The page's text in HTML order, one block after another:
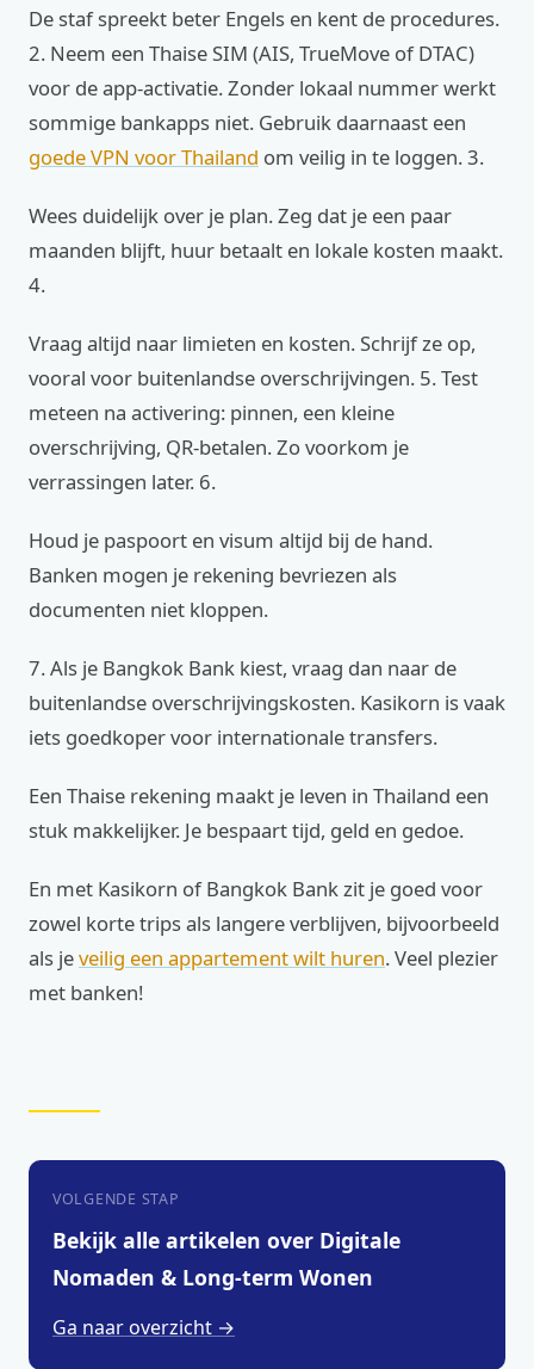
De staf spreekt beter Engels en kent de procedures.
2. Neem een Thaise SIM (AIS, TrueMove of DTAC)
voor de app‑activatie. Zonder lokaal nummer werkt
sommige bankapps niet. Gebruik daarnaast een
goede VPN voor Thailand om veilig in te loggen. 3.
Wees duidelijk over je plan. Zeg dat je een paar
maanden blijft, huur betaalt en lokale kosten maakt.
4.
Vraag altijd naar limieten en kosten. Schrijf ze op,
vooral voor buitenlandse overschrijvingen. 5. Test
meteen na activering: pinnen, een kleine
overschrijving, QR‑betalen. Zo voorkom je
verrassingen later. 6.
Houd je paspoort en visum altijd bij de hand.
Banken mogen je rekening bevriezen als
documenten niet kloppen.
7. Als je Bangkok Bank kiest, vraag dan naar de
buitenlandse overschrijvingskosten. Kasikorn is vaak
iets goedkoper voor internationale transfers.
Een Thaise rekening maakt je leven in Thailand een
stuk makkelijker. Je bespaart tijd, geld en gedoe.
En met Kasikorn of Bangkok Bank zit je goed voor
zowel korte trips als langere verblijven, bijvoorbeeld
als jeveilig een appartement wilt huren. Veel plezier
met banken!
VOLGENDE STAP
Bekijk alle artikelen over Digitale
Nomaden & Long-term Wonen
Ga naar overzicht →